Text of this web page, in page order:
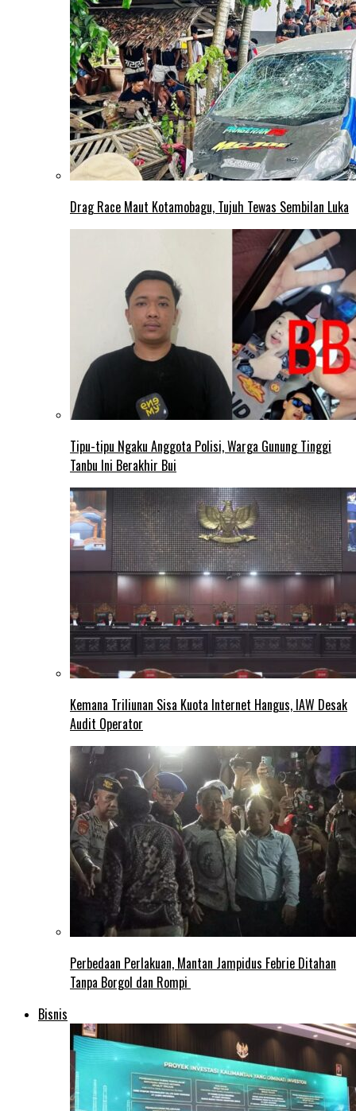
Drag Race Maut Kotamobagu, Tujuh Tewas Sembilan Luka
Tipu-tipu Ngaku Anggota Polisi, Warga Gunung Tinggi
Tanbu Ini Berakhir Bui
Kemana Triliunan Sisa Kuota Internet Hangus, IAW Desak
Audit Operator
Perbedaan Perlakuan, Mantan Jampidus Febrie Ditahan
Tanpa Borgol dan Rompi
Bisnis